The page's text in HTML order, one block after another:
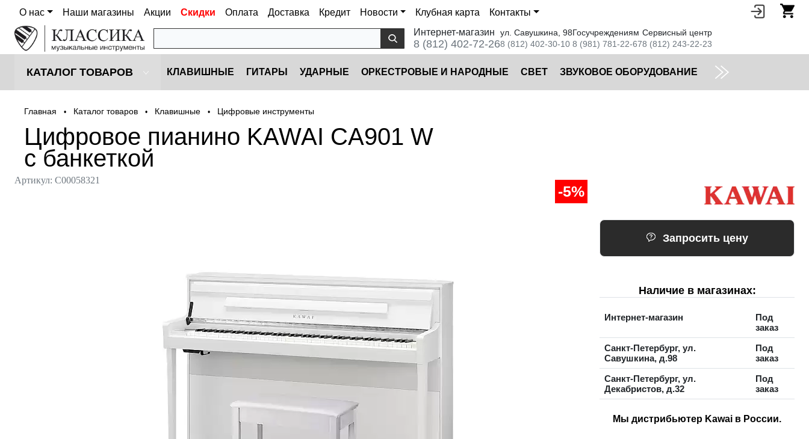
О нас Наши магазины Акции Скидки Оплата Доставка Кредит Новости Клубная карта
Контакты
Интернет-магазин
8 (812) 402-72-26
ул. Савушкина, 98
8 (812) 402-30-10
Госучреждениям
8 (981) 781-22-67
Сервисный центр
8 (812) 243-22-23
КАТАЛОГ ТОВАРОВ КЛАВИШНЫЕ ГИТАРЫ УДАРНЫЕ ОРКЕСТРОВЫЕ И НАРОДНЫЕ CВЕТ ЗВУКОВОЕ ОБОРУДОВАНИЕ
Главная • Каталог товаров • Клавишные • Цифровые инструменты
Цифровое пианино KAWAI CA901 W
с банкеткой
Артикул: С00058321
-5%
Запросить цену
Наличие в магазинах:
Интернет-магазин
Под
заказ
Санкт-Петербург, ул.
Савушкина, д.98
Под
заказ
Санкт-Петербург, ул.
Декабристов, д.32
Под
заказ
Мы дистрибьютер Kawai в России.